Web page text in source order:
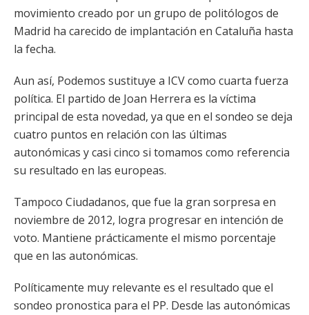
movimiento creado por un grupo de politólogos de
Madrid ha carecido de implantación en Cataluña hasta
la fecha.
Aun así, Podemos sustituye a ICV como cuarta fuerza
política. El partido de Joan Herrera es la víctima
principal de esta novedad, ya que en el sondeo se deja
cuatro puntos en relación con las últimas
autonómicas y casi cinco si tomamos como referencia
su resultado en las europeas.
Tampoco Ciudadanos, que fue la gran sorpresa en
noviembre de 2012, logra progresar en intención de
voto. Mantiene prácticamente el mismo porcentaje
que en las autonómicas.
Políticamente muy relevante es el resultado que el
sondeo pronostica para el PP. Desde las autonómicas